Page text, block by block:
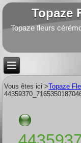
Topaze
Topaze fleurs
Vous êtes ici >Topaze